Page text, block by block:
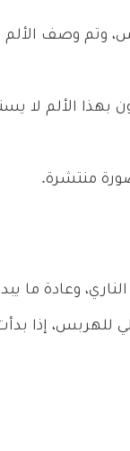
وتم وصف
الألم لا
منتشرة.
وعادة ما
للهربس، إذا بدأت